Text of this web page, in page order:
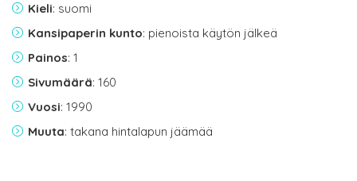
Kieli: suomi
Kansipaperin kunto: pienoista käytön jälkeä
Painos: 1
Sivumäärä: 160
Vuosi: 1990
Muuta: takana hintalapun jäämää